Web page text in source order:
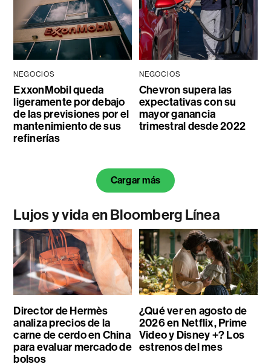
NEGOCIOS
ExxonMobil queda
ligeramente por debajo
de las previsiones por el
mantenimiento de sus
refinerías
NEGOCIOS
Chevron supera las
expectativas con su
mayor ganancia
trimestral desde 2022
Cargar más
Lujos y vida en Bloomberg Línea
Director de Hermès
analiza precios de la
carne de cerdo en China
para evaluar mercado de
bolsos
¿Qué ver en agosto de
2026 en Netflix, Prime
Video y Disney +? Los
estrenos del mes